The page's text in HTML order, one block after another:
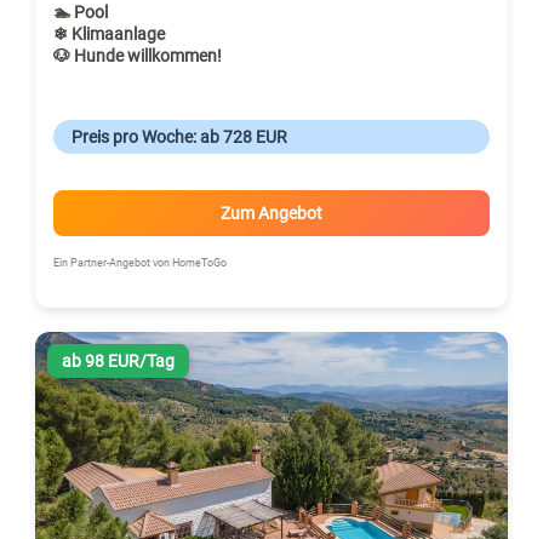
🏊 Pool
❄ Klimaanlage
🐶 Hunde willkommen!
Preis pro Woche: ab 728 EUR
Zum Angebot
Ein Partner-Angebot von HomeToGo
ab 98 EUR/Tag